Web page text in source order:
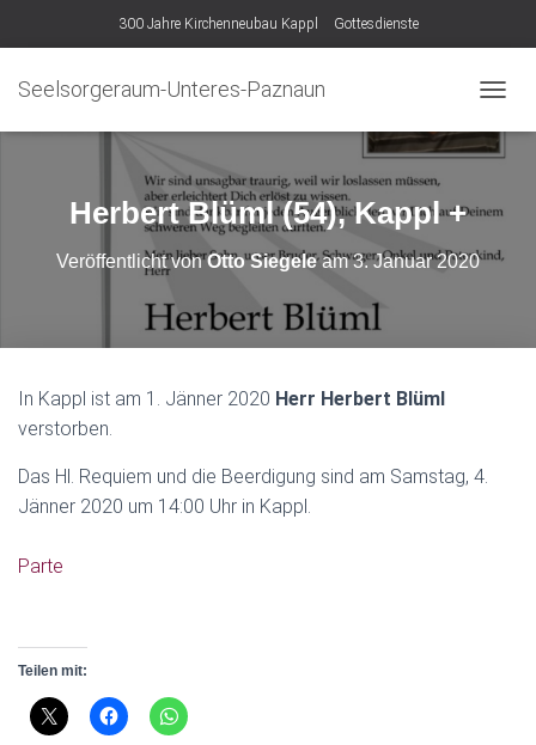
300 Jahre Kirchenneubau Kappl Gottesdienste
Seelsorgeraum-Unteres-Paznaun
A
V
A
Herbert Blüml (54), Kappl +
Veröffentlicht vonOtto Siegeleam3. Januar 2020
In Kappl ist am 1. Jänner 2020 Herr Herbert Blüml
verstorben.
Das Hl. Requiem und die Beerdigung sind am Samstag, 4.
Jänner 2020 um 14:00 Uhr in Kappl.
Parte
Teilen mit: